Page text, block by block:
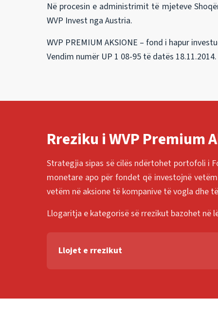
Në procesin e administrimit të mjeteve
WVP Invest nga Austria.
WVP PREMIUM AKSIONE – fond i hapur
Vendim numër UP 1 08-95 të datës 18.11.2014.
Rreziku i WVP Premium
Strategjia sipas së cilës ndërtohet portofoli i
monetare apo për fondet që investojnë
vetëm në aksione të kompanive të vogla dhe
Llogaritja e kategorisë së rrezikut bazohet
Llojet e rrezikut